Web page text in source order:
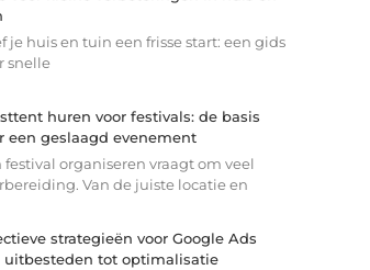
je huis en tuin een frisse start: een gids
snelle
huren voor festivals: de basis
een geslaagd evenement
festival organiseren vraagt om veel
Van de juiste locatie en
strategieën voor Google Ads
uitbesteden tot optimalisatie